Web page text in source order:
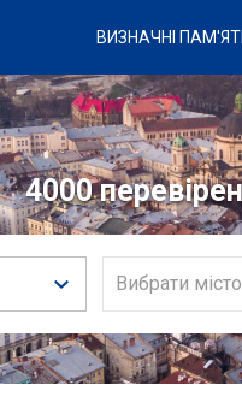
ВИЗНАЧНІ
4000
Вибрати місто